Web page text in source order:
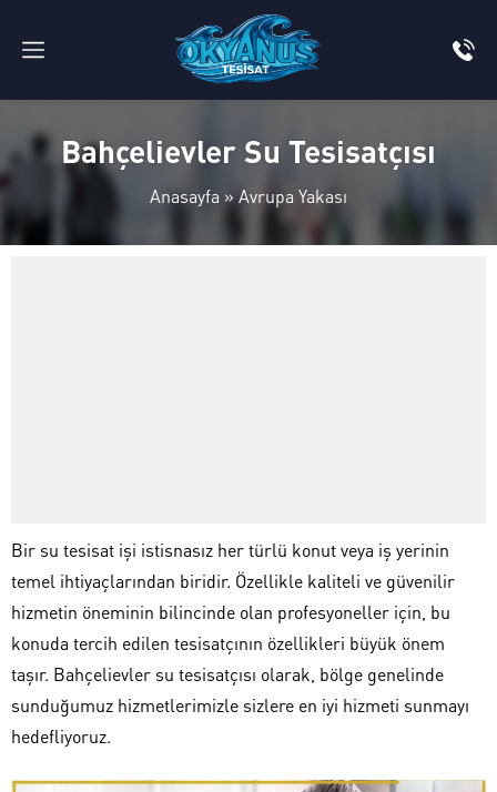
Bahçelievler Su Tesisatçısı
Anasayfa » Avrupa Yakası
Bir su tesisat işi istisnasız her türlü konut veya iş yerinin
temel ihtiyaçlarından biridir. Özellikle kaliteli ve güvenilir
hizmetin öneminin bilincinde olan profesyoneller için, bu
konuda tercih edilen tesisatçının özellikleri büyük önem
taşır. Bahçelievler su tesisatçısı olarak, bölge genelinde
sunduğumuz hizmetlerimizle sizlere en iyi hizmeti sunmayı
hedefliyoruz.